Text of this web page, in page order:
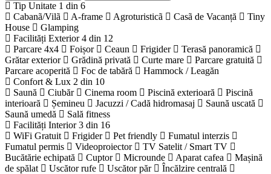
Tip Unitate 1 din 6
Cabanã/Vilã
A-frame Agroturisticã Casã de Vacanță
Tiny
House
Glamping
Facilități Exterior4 din 12
Parcare 4x4
Foișor Ceaun Frigider
Terasă panoramică
Grătar exterior
Grădină privată Curte mare
Parcare gratuită
Parcare acoperită
Foc de tabără
Hammock / Leagăn
Confort & Lux 2 din 10
Saună
Ciubăr Cinema room Piscină exterioară
Piscină
interioară
Șemineu Jacuzzi / Cadă hidromasaj
Saună uscată
Saună umedă
Sală fitness
Facilități Interior3 din 16
WiFi Gratuit
Frigider Pet friendly
Fumatul interzis
Fumatul permis
Videoproiector
TV Satelit / Smart TV
Bucătărie echipată
Cuptor Microunde Aparat cafea
Mașină
de spălat
Uscător rufe Uscător păr
Încălzire centrală